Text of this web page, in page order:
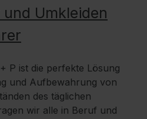
Umkleiden
P ist die perfekte Lösung
und Aufbewahrung von
des täglichen
wir alle in Beruf und